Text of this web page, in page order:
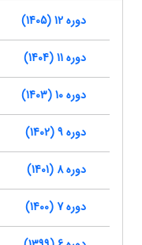
دوره 12 (1405)
دوره 11 (1404)
دوره 10 (1403)
دوره 9 (1402)
دوره 8 (1401)
دوره 7 (1400)